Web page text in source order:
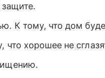
защите.
К тому, что дом
что хорошее не